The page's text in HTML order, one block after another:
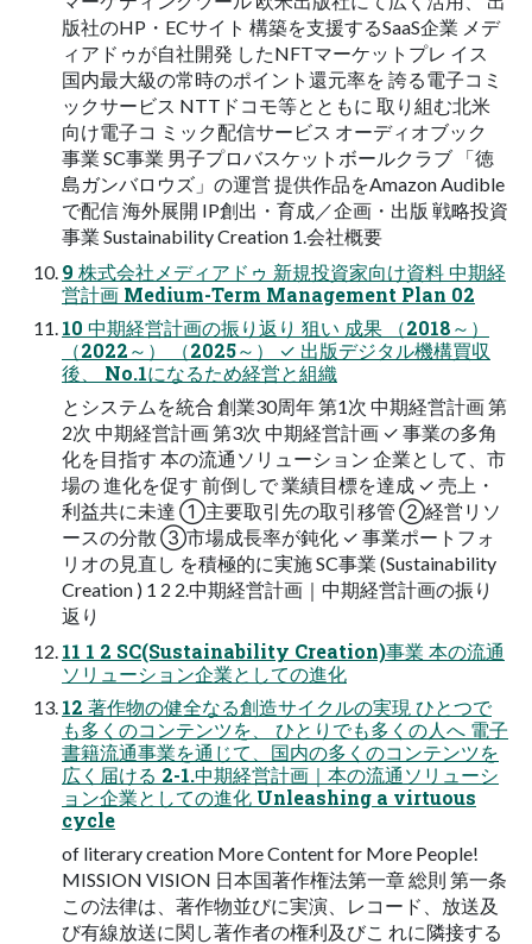
版社のHP・ECサイト 構築を支援するSaaS企業 メデ
ィアドゥが自社開発 したNFTマーケットプレ イス
国内最大級の常時のポイント還元率を 誇る電子コミ
ックサービス NTTドコモ等とともに 取り組む北米
向け電子コ ミック配信サービス オーディオブック
事業 SC事業 男子プロバスケットボールクラブ 「徳
島ガンバロウズ」の運営 提供作品をAmazon Audible
で配信 海外展開 IP創出・育成／企画・出版 戦略投資
事業 Sustainability Creation 1.会社概要
9 株式会社メディアドゥ 新規投資家向け資料 中期経
営計画 Medium-Term Management Plan 02
10 中期経営計画の振り返り 狙い 成果 （2018～）
（2022～） （2025～） ✓ 出版デジタル機構買収
後、 No.1になるため経営と組織
とシステムを統合 創業30周年 第1次 中期経営計画 第
2次 中期経営計画 第3次 中期経営計画 ✓ 事業の多角
化を目指す 本の流通ソリューション 企業として、市
場の 進化を促す 前倒しで 業績目標を達成 ✓ 売上・
利益共に未達 ①主要取引先の取引移管 ②経営リソ
ースの分散 ③市場成長率が鈍化 ✓ 事業ポートフォ
リオの見直し を積極的に実施 SC事業 (Sustainability
Creation ) 1 2 2.中期経営計画｜中期経営計画の振り
返り
11 1 2 SC(Sustainability Creation)事業 本の流通
ソリューション企業としての進化
12 著作物の健全なる創造サイクルの実現 ひとつで
も多くのコンテンツを、 ひとりでも多くの人へ 電子
書籍流通事業を通じて、国内の多くのコンテンツを
広く届ける 2-1.中期経営計画｜本の流通ソリューシ
ョン企業としての進化 Unleashing a virtuous
cycle
of literary creation More Content for More People!
MISSION VISION 日本国著作権法第一章 総則 第一条
この法律は、著作物並びに実演、レコード、放送及
び有線放送に関し著作者の権利及びこ れに隣接する